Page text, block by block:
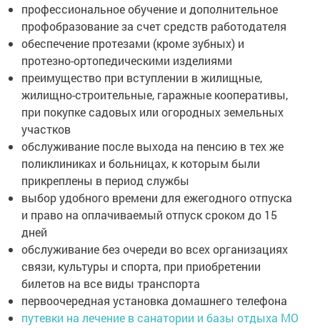
профессиональное обучение и дополнительное
профобразование за счет средств работодателя
обеспечение протезами (кроме зубных) и
протезно-ортопедическими изделиями
преимущество при вступлении в жилищные,
жилищно-строительные, гаражные кооперативы,
при покупке садовых или огородных земельных
участков
обслуживание после выхода на пенсию в тех же
поликлиниках и больницах, к которым были
прикреплены в период службы
выбор удобного времени для ежегодного отпуска
и право на оплачиваемый отпуск сроком до 15
дней
обслуживание без очереди во всех организациях
связи, культуры и спорта, при приобретении
билетов на все виды транспорта
первоочередная установка домашнего телефона
путевки на лечение в санатории и базы отдыха МО